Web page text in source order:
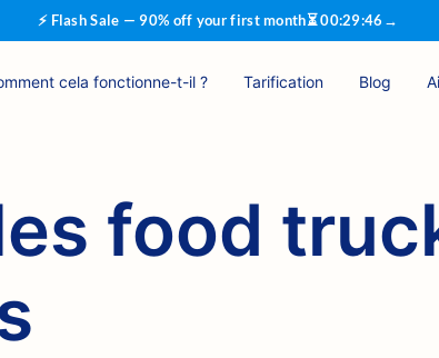
⚡ Flash Sale — 90% off your first month⏳00:29:45 →
cela fonctionne-t-il ? Tarification Blog
food